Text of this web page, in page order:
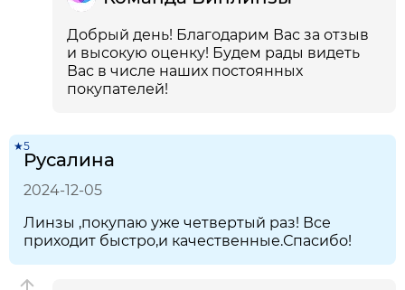
Добрый день! Благодарим Вас за отзыв
и высокую оценку! Будем рады видеть
Вас в числе наших постоянных
покупателей!
★5
Русалина
2024-12-05
Линзы ,покупаю уже четвертый раз! Все
приходит быстро,и качественные.Спасибо!